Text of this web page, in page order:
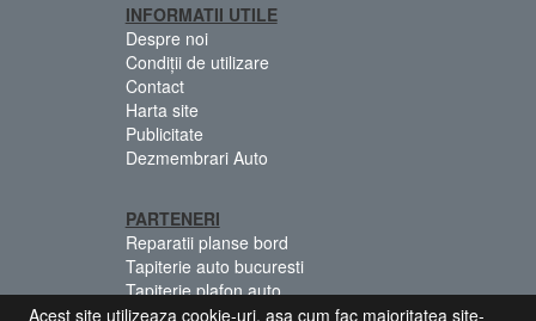
INFORMATII UTILE
Despre noi
Condiții de utilizare
Contact
Harta site
Publicitate
Dezmembrari Auto
PARTENERI
Reparatii planse bord
Tapiterie auto bucuresti
Tapiterie plafon auto
Centuri siguranta colorate
Acest site utilizeaza cookie-uri, asa cum fac majoritatea site-